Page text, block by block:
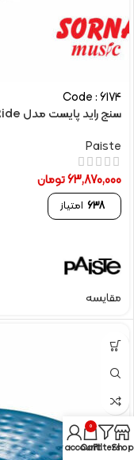
Code : 6174
سنج راید پایست مدل Color Sound 900 mega Ride سایز 24 اینچ
Paiste
63,870,000تومان
638 امتیاز
مقایسه
Shop
Filters
0
Cart
My account